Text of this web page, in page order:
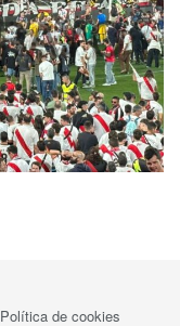
Política de cookies